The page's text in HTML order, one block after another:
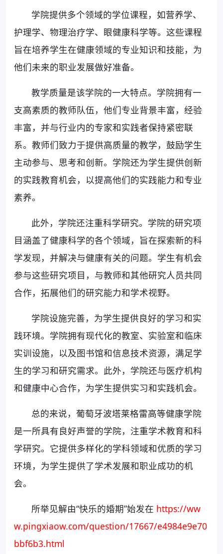
学院提供多个领域的学位课程，如营养学、
护理学、物理治疗学、眼健康科学等。这些课程
旨在培养学生在健康领域的专业知识和技能，为
他们未来的职业发展做好准备。
教学质量是该学院的一大特点。学院拥有一
支高素质的教师队伍，他们专业背景丰富，经验
丰富，并与行业内的专家和实践者保持紧密联
系。教师们致力于提供高质量的教学，鼓励学生
主动参与、思考和创新。学院还为学生提供创新
的实践教育机会，以提高他们的实践能力和专业
素养。
此外，学院还注重科学研究。学院的研究项
目涵盖了健康科学的各个领域，旨在探索新的科
学发现，并解决与健康有关的问题。学生有机会
参与这些研究项目，与教师和其他研究人员共同
合作，拓展他们的研究能力和学术视野。
学院设施完善，为学生提供良好的学习和实
践环境。学院拥有现代化的教室、实验室和临床
实训设施，以及图书馆和信息技术资源，满足学
生的学习和研究需求。此外，学院还与医疗机构
和健康中心合作，为学生提供实习和实践机会。
总的来说，葡萄牙波塔莱格雷高等健康学院
是一所具有良好声誉的学院，注重学术教育和科
学研究。它提供多样化的学科领域和优质的学习
环境，为学生提供了学术发展和职业成功的机
会。
所举见解由“快乐的婚期”始发在 https://ww
w.pingxiaow.com/question/17667/e4984e9e70
bbf6b3.html